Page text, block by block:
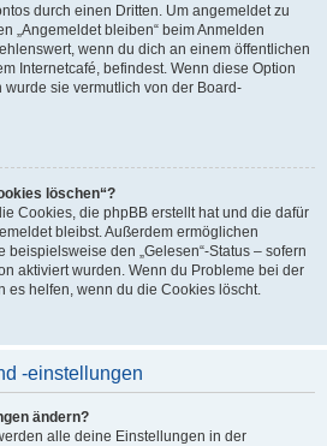
durch einen Dritten. Um angemeldet zu
„Angemeldet bleiben“ beim Anmelden
wenn du dich an einem öffentlichen
Internetcafé, befindest. Wenn diese Option
wurde sie vermutlich von der Board-
löschen“?
Cookies, die phpBB erstellt hat und die dafür
bleibst. Außerdem ermöglichen
den „Gelesen“-Status – sofern
aktiviert wurden. Wenn du Probleme bei der
es helfen, wenn du die Cookies löscht.
-einstellungen
ändern?
alle deine Einstellungen in der